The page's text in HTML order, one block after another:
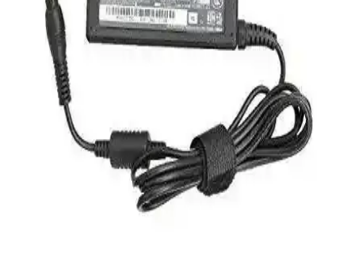
HP 255 G8, güçlü işlemci ve hızlı SSD ile günlük kullanım ve ofis
işleri için ideal, taşınabilir ve uygun fiyatlı bir dizüstü bilgisayardır.
Performans ve bağlantı seçenekleriyle öne çıkar.
Frisby FOEM FPS-G30F12 300W ATX Güç
Kaynağı İncelemesi ve Performans Analizi
Frisby FOEM FPS-G30F12 300W ATX güç kaynağı, sessiz çalışma
ve uygun fiyatıyla temel bilgisayar ihtiyaçlarına ideal çözüm sunar,
stabil enerji sağlar ve hafif sistemler için uygundur.
S-Link Cat6 Gri 7 Metre RJ45 LAN Kablosu
Yüksek Performanslı ve Dayanıklı